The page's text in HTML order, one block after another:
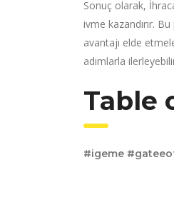
Sonuç olarak,
ivme kazandırır.
avantajı elde
adımlarla
Table
#igeme